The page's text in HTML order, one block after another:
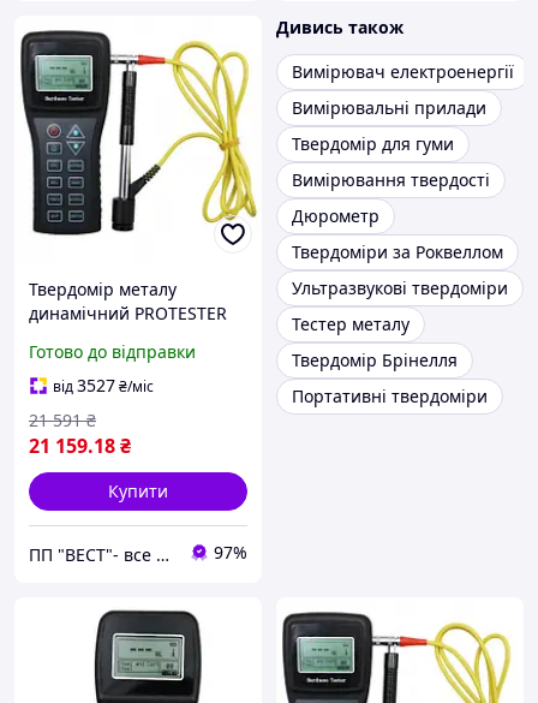
Твердомір металу
динамічний PROTESTER
Готово до відправки
від3527₴/міс
21 159.18₴
21 591 ₴
Купити
ПП "ВЕСТ"- все для зварки, спецодяг та взуття, пожежна безпека, покрівельні матеріали. 97%
Дивись також
Вимірювач електроенергії
Вимірювальні прилади
Твердомір для гуми
Вимірювання твердості
Дюрометр
Твердоміри за Роквеллом
Ультразвукові твердоміри
Тестер металу
Твердомір Брінелля
Портативні твердоміри